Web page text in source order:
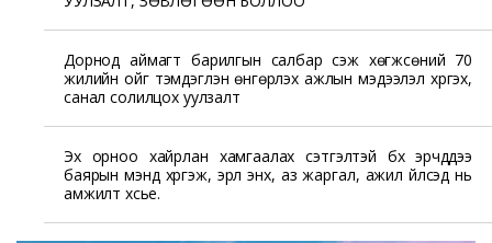
Дорнод аймагт барилгын салбар үүсэж хөгжсөний 70
жилийн ойг тэмдэглэн өнгөрүүлэх ажлын мэдээлэл хүргэх,
санал солилцох уулзалт
Эх орноо хайрлан хамгаалах сэтгэлтэй бүх эрчүүддээ
баярын мэнд хүргэж, эрүүл энх, аз жаргал, ажил үйлсэд нь
амжилт хүсье.